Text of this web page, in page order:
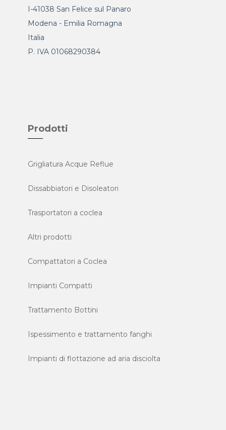
I-41038 San Felice sul Panaro
Modena - Emilia Romagna
Italia
P. IVA 01068290384
Prodotti
Grigliatura Acque Reflue
Dissabbiatori e Disoleatori
Trasportatori a coclea
Altri prodotti
Compattatori a Coclea
Impianti Compatti
Trattamento Bottini
Ispessimento e trattamento fanghi
Impianti di flottazione ad aria disciolta